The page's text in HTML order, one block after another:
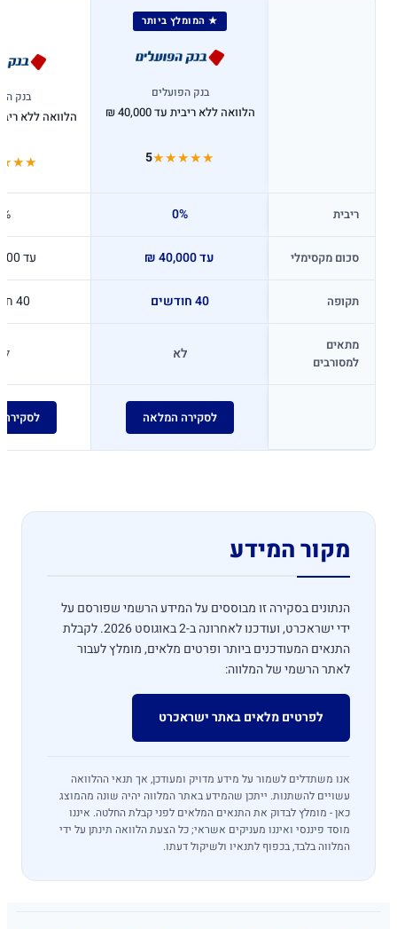
★ המומלץ ביותר
בנק הפועלים
הלוואה ללא ריבית עד 40,000 ₪
★★★★★
5
בנק
הלוואה ללא ריבית עד
ריבית 0%
סכום מקסימלי עד 40,000 ₪ עד 40,000 ₪
תקופה 40 חודשים 40 חודשים
מתאים
למסורבים
לא
לסקירה המלאה
מקור המידע
הנתונים בסקירה זו מבוססים על המידע הרשמי שפורסם על
ידי ישראכרט, ועודכנו לאחרונה ב-2 באוגוסט 2026. לקבלת
התנאים המעודכנים ביותר ופרטים מלאים, מומלץ לעבור
לאתר הרשמי של המלווה:
לפרטים מלאים באתר ישראכרט
אנו משתדלים לשמור על מידע מדויק ומעודכן, אך תנאי ההלוואה
עשויים להשתנות. ייתכן שהמידע באתר המלווה יהיה שונה מהמוצג
כאן - מומלץ לבדוק את התנאים המלאים לפני קבלת החלטה. איננו
מוסד פיננסי ואיננו מעניקים אשראי; כל הצעת הלוואה תינתן על ידי
המלווה בלבד, בכפוף לתנאיו ולשיקול דעתו.